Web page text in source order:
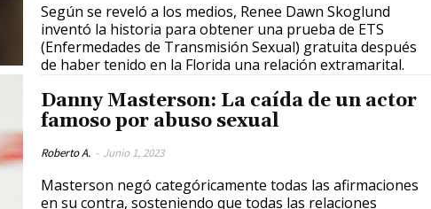
Según se reveló a los medios, Renee Dawn Skoglund
inventó la historia para obtener una prueba de ETS
(Enfermedades de Transmisión Sexual) gratuita después
de haber tenido en la Florida una relación extramarital.
Danny Masterson: La caída de un actor
famoso por abuso sexual
Roberto A. - Junio 1, 2023
Masterson negó categóricamente todas las afirmaciones
en su contra, sosteniendo que todas las relaciones